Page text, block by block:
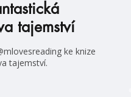
tajemství
ke knize
tajemství.